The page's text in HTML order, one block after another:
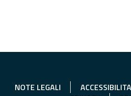
NOTE LEGALI